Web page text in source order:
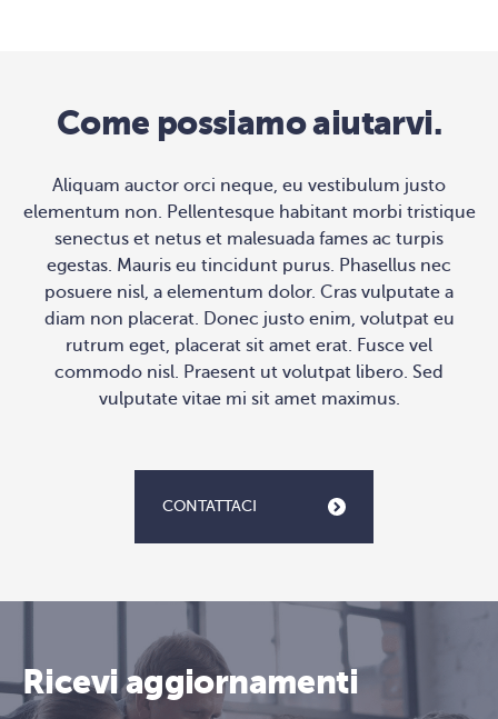
Come possiamo aiutarvi.
Aliquam auctor orci neque, eu vestibulum justo
elementum non. Pellentesque habitant morbi tristique
senectus et netus et malesuada fames ac turpis
egestas. Mauris eu tincidunt purus. Phasellus nec
posuere nisl, a elementum dolor. Cras vulputate a
diam non placerat. Donec justo enim, volutpat eu
rutrum eget, placerat sit amet erat. Fusce vel
commodo nisl. Praesent ut volutpat libero. Sed
vulputate vitae mi sit amet maximus.
CONTATTACI
Ricevi aggiornamenti